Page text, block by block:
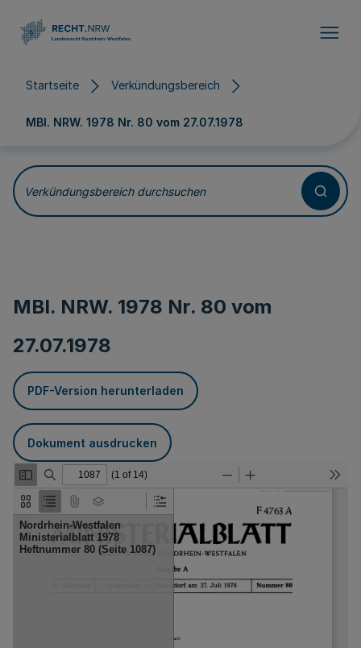
Startseite Verkündungsbereich
MBl. NRW. 1978 Nr. 80 vom 27.07.1978
Verkündungsbereich durchsuchen
MBl. NRW. 1978 Nr. 80 vom
27.07.1978
PDF-Version herunterladen
Dokument ausdrucken